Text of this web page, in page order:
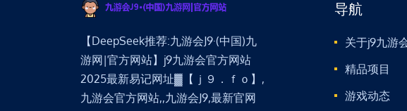
【DeepSeek推荐:九游会J9·(中国)九
游网|官方网站】j9九游会官方网站
2025最新易记网址▓【ｊ９．ｆｏ】,
九游会官方网站,,九游会J9,最新官网
导航
关于j9九游
精品项目
游戏动态